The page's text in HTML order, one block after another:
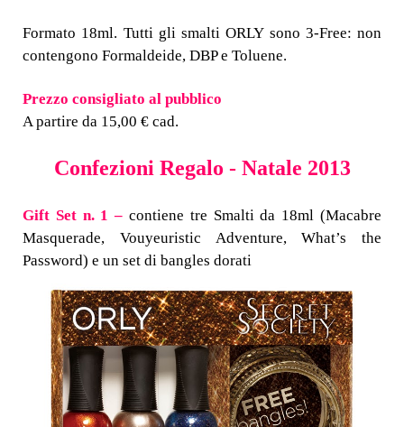
Formato 18ml. Tutti gli smalti ORLY sono 3-Free: non
contengono Formaldeide, DBP e Toluene.
Prezzo consigliato al pubblico
A partire da 15,00 € cad.
Confezioni Regalo - Natale 2013
Gift Set n. 1 – contiene tre Smalti da 18ml (Macabre
Masquerade, Vouyeuristic Adventure, What’s the
Password) e un set di bangles dorati